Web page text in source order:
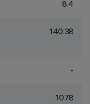
8.4
140.38
-
1078